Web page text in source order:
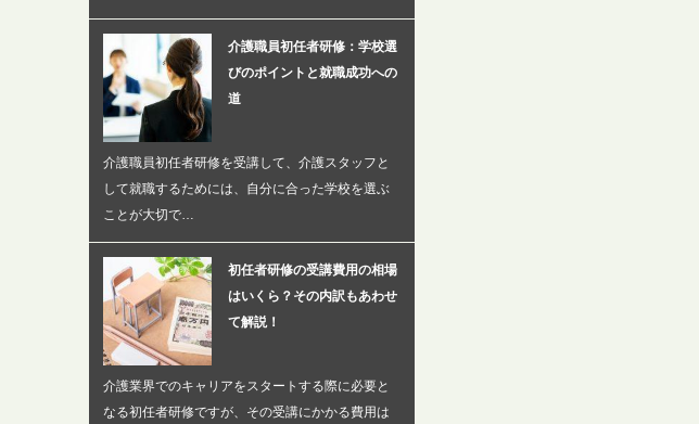
介護職員初任者研修：学校選
びのポイントと就職成功への
道
介護職員初任者研修を受講して、介護スタッフと
して就職するためには、自分に合った学校を選ぶ
ことが大切で…
初任者研修の受講費用の相場
はいくら？その内訳もあわせ
て解説！
介護業界でのキャリアをスタートする際に必要と
なる初任者研修ですが、その受講にかかる費用は